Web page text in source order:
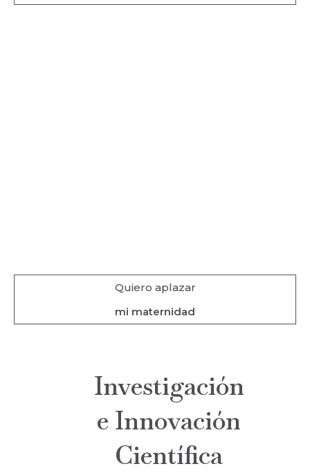
Quiero aplazar
mi maternidad
Investigación
e Innovación
Científica